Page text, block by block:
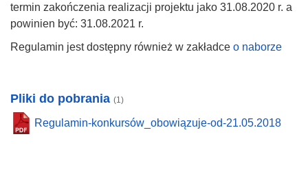
termin zakończenia realizacji projektu jako 31.08.2020 r. a
powinien być: 31.08.2021 r.
Regulamin jest dostępny również w zakładce o naborze
Pliki do pobrania (1)
Regulamin-konkursów_obowiązuje-od-21.05.2018